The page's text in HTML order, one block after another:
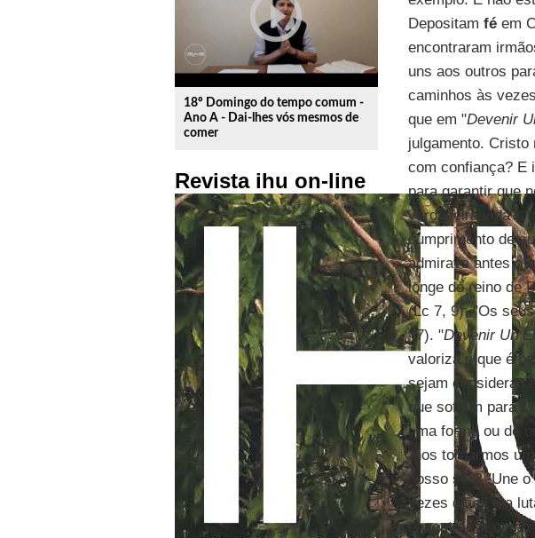
play_circle_outline
18º Domingo do tempo comum -
Ano A - Dai-lhes vós mesmos de
comer
Revista ihu on-line
Depositam féem
encontraram
uns aos outros
caminhos às
que em "Devenir
julgamento.
com confiança? E
para garantir que
verdadeira vida e
cumprimento de
admirava antes o
longe do reino de
(Lc 7, 9); "Os
47). "Devenir Un
valoriza o que é
sejam
que sofrem para
uma forma ou de
"nos tornarmos
nosso ser? "Une
vezes difícil e a
encontrar-te como